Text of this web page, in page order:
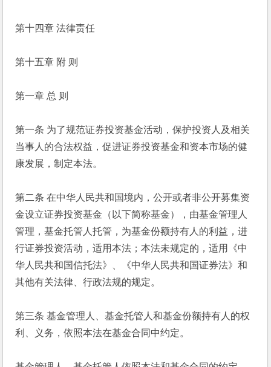
第十四章 法律责任
第十五章 附 则
第一章 总 则
第一条 为了规范证券投资基金活动，保护投资人及相关
当事人的合法权益，促进证券投资基金和资本市场的健
康发展，制定本法。
第二条 在中华人民共和国境内，公开或者非公开募集资
金设立证券投资基金（以下简称基金），由基金管理人
管理，基金托管人托管，为基金份额持有人的利益，进
行证券投资活动，适用本法；本法未规定的，适用《中
华人民共和国信托法》、《中华人民共和国证券法》和
其他有关法律、行政法规的规定。
第三条 基金管理人、基金托管人和基金份额持有人的权
利、义务，依照本法在基金合同中约定。